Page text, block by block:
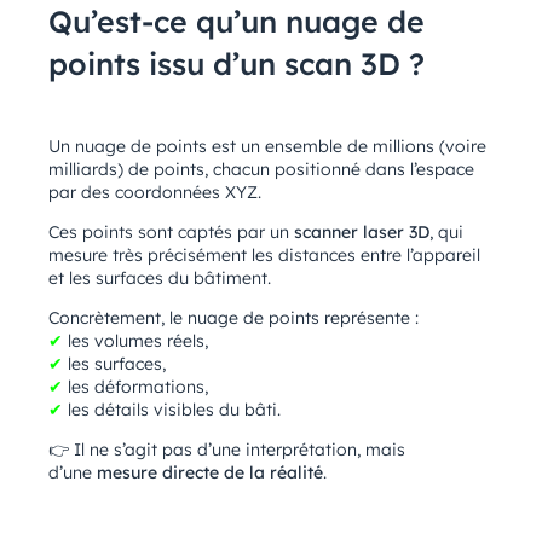
Qu’est-ce qu’un nuage de
points issu d’un scan 3D ?
Un nuage de points est un ensemble de millions (voire
milliards) de points, chacun positionné dans l’espace
par des coordonnées XYZ.
Ces points sont captés par un scanner laser 3D, qui
mesure très précisément les distances entre l’appareil
et les surfaces du bâtiment.
Concrètement, le nuage de points représente :
✔ les volumes réels,
✔ les surfaces,
✔ les déformations,
✔ les détails visibles du bâti.
👉 Il ne s’agit pas d’une interprétation, mais
d’une mesure directe de la réalité.